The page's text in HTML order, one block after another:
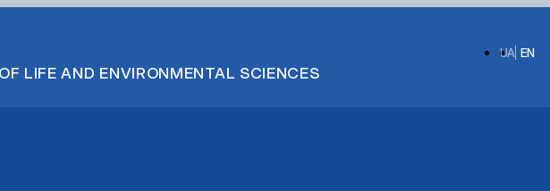
LIFE AND ENVIRONMENTAL SCIENCES
EN
UA